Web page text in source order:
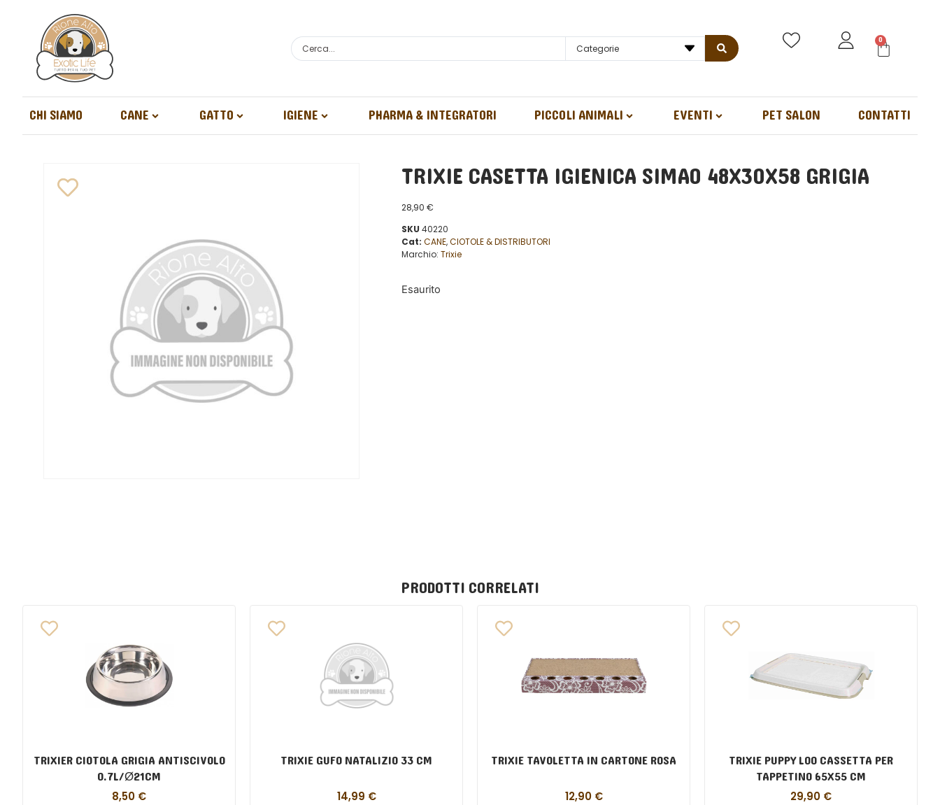
Categorie
0
CHI SIAMO CANE GATTO IGIENE PHARMA & INTEGRATORI PICCOLI ANIMALI EVENTI PET SALON CONTATTI
TRIXIE CASETTA IGIENICA SIMAO 48X30X58 GRIGIA
28,90 €
SKU 40220
Cat: CANE,CIOTOLE & DISTRIBUTORI
Marchio: Trixie
Esaurito
PRODOTTI CORRELATI
TRIXIER CIOTOLA GRIGIA ANTISCIVOLO
0.7L/Ø21CM
8,50 €
TRIXIE GUFO NATALIZIO 33 CM
14,99 €
TRIXIE TAVOLETTA IN CARTONE ROSA
12,90 €
TRIXIE PUPPY LOO CASSETTA PER
TAPPETINO 65X55 CM
29,90 €